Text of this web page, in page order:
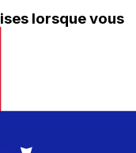
lorsque vous
de
Téléchargez